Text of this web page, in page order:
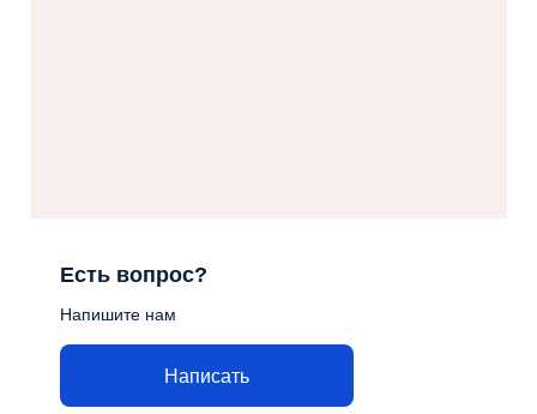
Есть вопрос?
Напишите нам
Написать